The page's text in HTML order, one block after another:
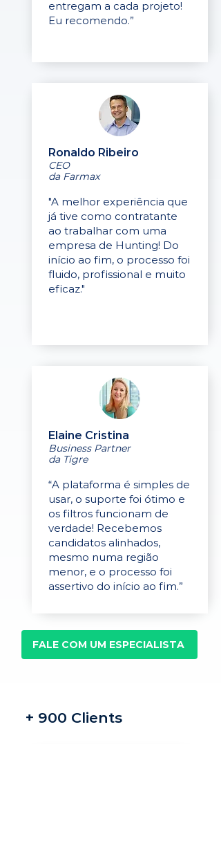
entregam a cada projeto!
Eu recomendo.”
Ronaldo Ribeiro
CEO
da Farmax
"A melhor experiência que
já tive como contratante
ao trabalhar com uma
empresa de Hunting! Do
início ao fim, o processo foi
fluido, profissional e muito
eficaz."
Elaine Cristina
Business Partner
da Tigre
“A plataforma é simples de
usar, o suporte foi ótimo e
os filtros funcionam de
verdade! Recebemos
candidatos alinhados,
mesmo numa região
menor, e o processo foi
assertivo do início ao fim.”
FALE COM UM ESPECIALISTA
+ 900 Clients